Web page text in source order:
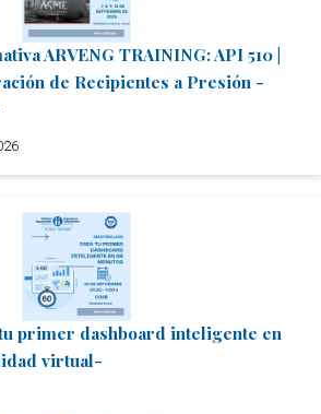
ARVENG TRAINING: API 510 |
de Recipientes a Presión -
primer dashboard inteligente en
virtual-